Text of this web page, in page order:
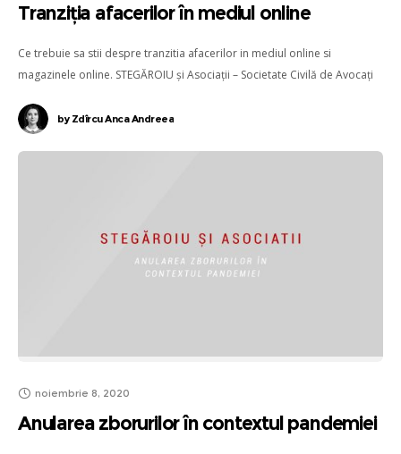
Tranziția afacerilor în mediul online
Ce trebuie sa stii despre tranzitia afacerilor in mediul online si
magazinele online. STEGĂROIU şi Asociaţii – Societate Civilă de Avocaţi
byZdîrcu Anca Andreea
noiembrie 8, 2020
Anularea zborurilor în contextul pandemiei